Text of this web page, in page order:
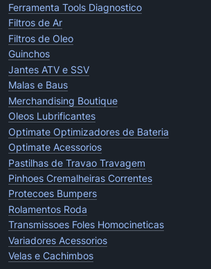
Ferramenta Tools Diagnostico
Filtros de Ar
Filtros de Oleo
Guinchos
Jantes ATV e SSV
Malas e Baus
Merchandising Boutique
Oleos Lubrificantes
Optimate Optimizadores de Bateria
Optimate Acessorios
Pastilhas de Travao Travagem
Pinhoes Cremalheiras Correntes
Protecoes Bumpers
Rolamentos Roda
Transmissoes Foles Homocineticas
Variadores Acessorios
Velas e Cachimbos